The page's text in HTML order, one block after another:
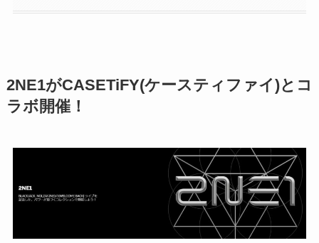
2NE1がCASETiFY(ケースティファイ)とコ
ラボ開催！